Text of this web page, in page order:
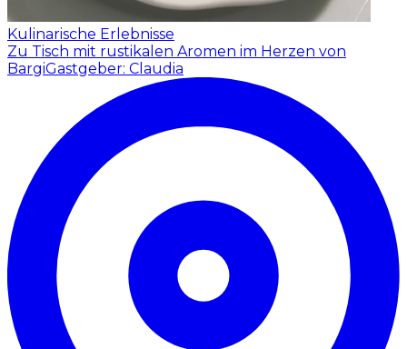
Kulinarische Erlebnisse
Zu Tisch mit rustikalen Aromen im Herzen von
BargiGastgeber: Claudia